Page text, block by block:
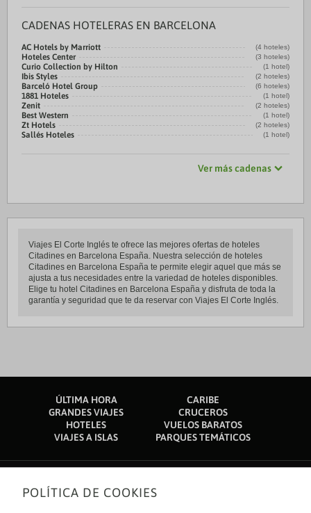
CADENAS HOTELERAS EN BARCELONA
AC Hotels by Marriott (4 hoteles)
Hoteles Center (3 hoteles)
Curio Collection by Hilton (1 hotel)
Ibis Styles (2 hoteles)
Barceló Hotel Group (6 hoteles)
1881 Hoteles (1 hotel)
Zenit (2 hoteles)
Best Western (1 hotel)
Zt Hotels (2 hoteles)
Sallés Hoteles (1 hotel)
Ver más cadenas
Viajes El Corte Inglés te ofrece las mejores ofertas de hoteles
Citadines en Barcelona España. Nuestra selección de hoteles
Citadines en Barcelona España te permite elegir aquel que más se
ajusta a tus necesidades entre la variedad de hoteles disponibles.
Elige tu hotel Citadines en Barcelona España y disfruta de toda la
garantía y seguridad que te da reservar con Viajes El Corte Inglés.
ÚLTIMA HORA
CARIBE
GRANDES VIAJES
CRUCEROS
HOTELES
VUELOS BARATOS
VIAJES A ISLAS
PARQUES TEMÁTICOS
Sobre nosotros
POLÍTICA DE COOKIES